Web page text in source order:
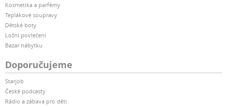
Kosmetika a parfémy
Teplákové soupravy
Dětské boty
Ložní povlečení
Bazar nábytku
Doporučujeme
Starjob
České podcasty
Rádio a zábava pro děti